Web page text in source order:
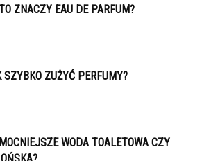
ZNACZY EAU DE PARFUM?
SZYBKO ZUŻYĆ PERFUMY?
WODA TOALETOWA CZY